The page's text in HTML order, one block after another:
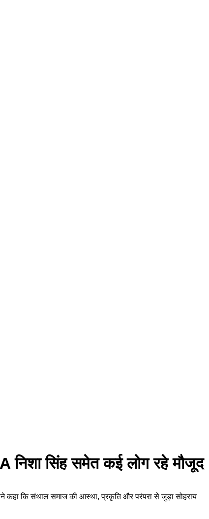
सिंह समेत कई लोग रहे मौजूद
कहा कि संथाल समाज की आस्था, प्रकृति और परंपरा से जुड़ा सोहराय